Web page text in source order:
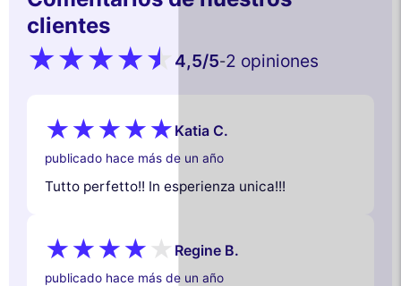
clientes
4,5/5-2 opiniones
Katia C.
publicado hace más de un año
Tutto perfetto!! In esperienza unica!!!
Regine B.
publicado hace más de un año